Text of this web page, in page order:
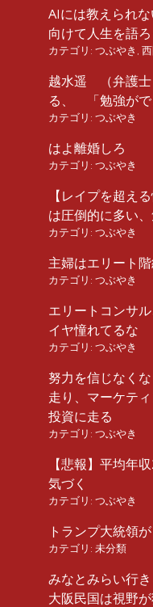
AIには教えられ
向けて人生を語
カテゴリ: つぶやき
越水遥 （弁護士
る、 「勉強がで
カテゴリ: つぶやき
はよ離婚しろ
カテゴリ: つぶやき
【レイプを超
は圧倒的に多い
カテゴリ: つぶやき
主婦はエリート
カテゴリ: つぶやき
エリートコンサ
イヤ憧れてるな
カテゴリ: つぶやき
努力を信じなく
走り、マーケテ
投資に走る
カテゴリ: つぶやき
【悲報】平均年
気づく
カテゴリ: つぶやき
トランプ大統領
カテゴリ: 未分類
みなとみらい行
大阪民国は視野が